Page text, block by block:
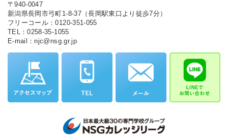
〒940-0047
新潟県長岡市弓町1-8-37（長岡駅東口より徒歩7分）
フリーコール：0120-351-055
TEL：0258-35-1055
E-mail：njc@nsg.gr.jp